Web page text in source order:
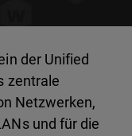
der Unified
zentrale
Netzwerken,
und für die